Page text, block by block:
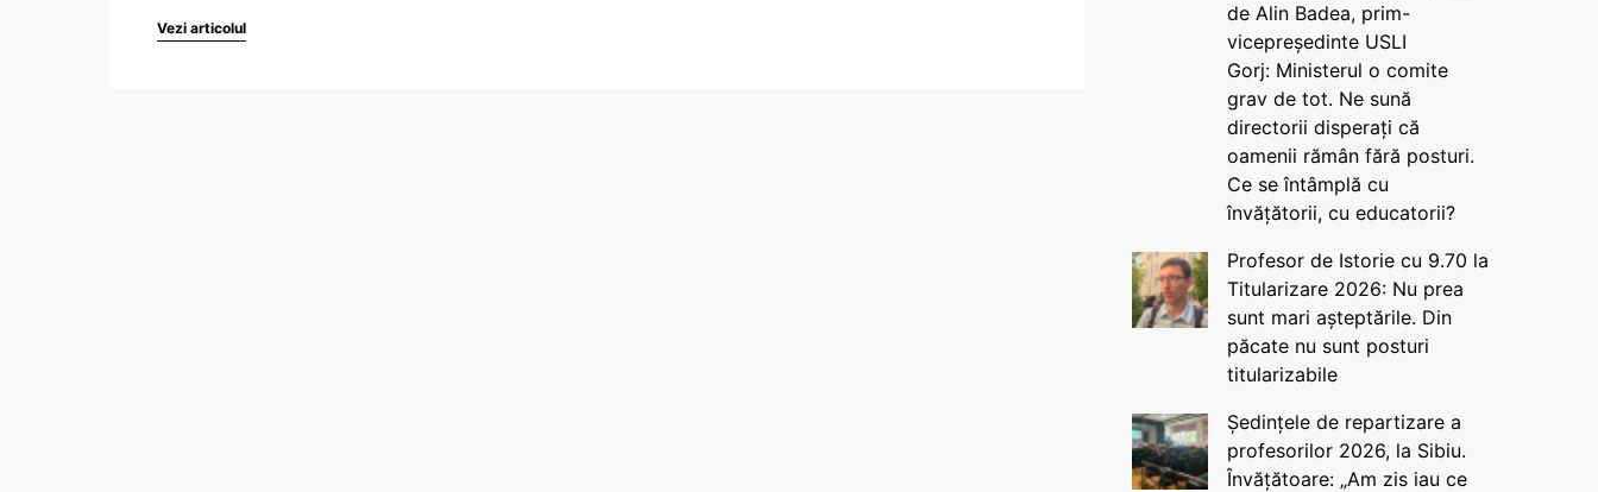
Vezi articolul
de Alin Badea, prim-
vicepreședinte USLI
Gorj: Ministerul o comite
grav de tot. Ne sună
directorii disperați că
oamenii rămân fără posturi.
Ce se întâmplă cu
învățătorii, cu educatorii?
Profesor de Istorie cu 9.70 la
Titularizare 2026: Nu prea
sunt mari așteptările. Din
păcate nu sunt posturi
titularizabile
Ședințele de repartizare a
profesorilor 2026, la Sibiu.
Învățătoare: „Am zis iau ce